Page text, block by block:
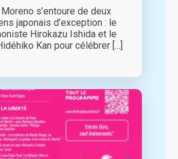
s’entoure de deux
japonais d’exception : le
Hirokazu Ishida et le
Kan pour célébrer [...]